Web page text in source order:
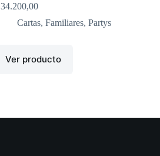
34.200,00
Cartas,Familiares,Partys
Ver producto